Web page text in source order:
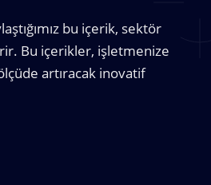
bu içerik, sektör
Bu içerikler, işletmenize
artıracak inovatif